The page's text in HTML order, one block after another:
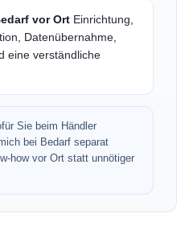
vor Ort Einrichtung,
Datenübernahme,
eine verständliche
Sie beim Händler
bei Bedarf separat
how vor Ort statt unnötiger